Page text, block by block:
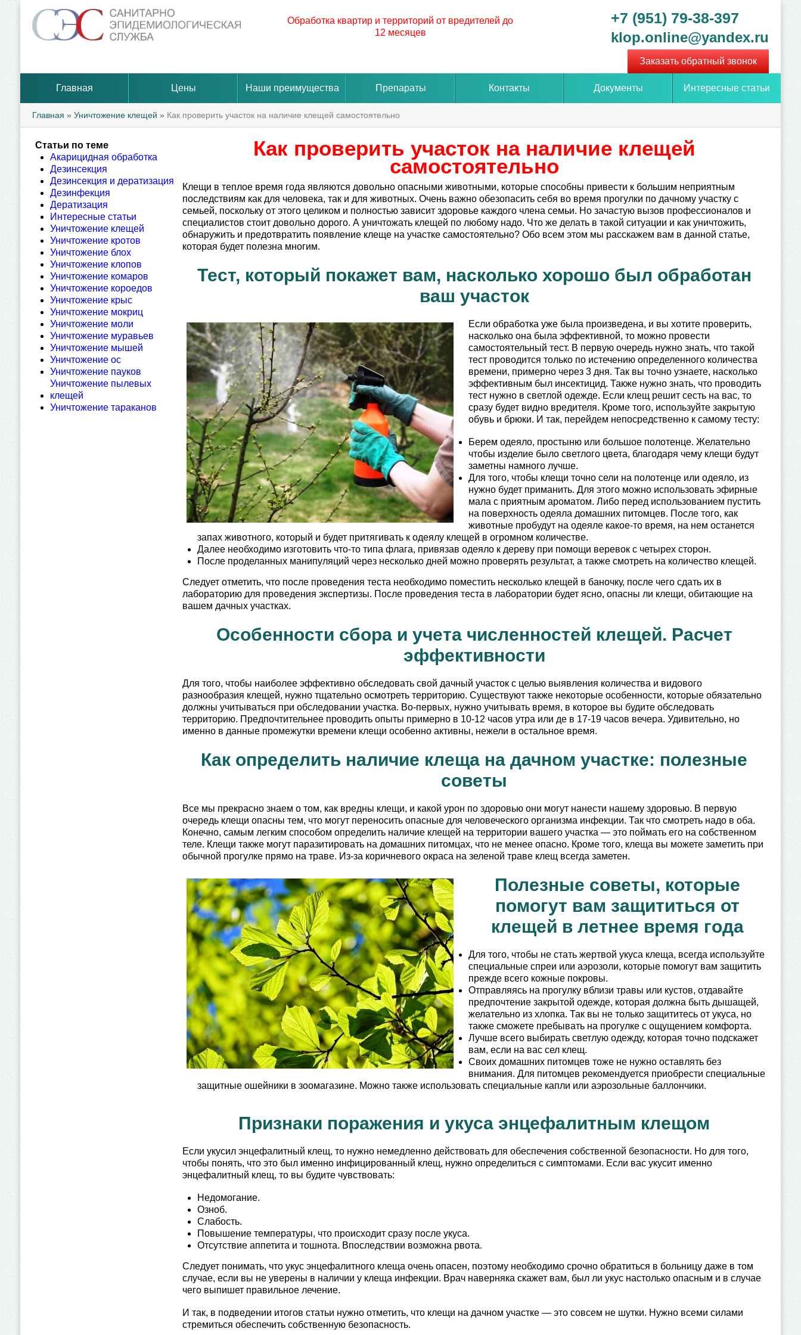
Обработка квартир и территорий от вредителей до
12 месяцев
+7 (951) 79-38-397
klop.online@yandex.ru
Заказать обратный звонок
Главная Цены Наши преимущества Препараты Контакты Документы Интересные статьи
Главная » Уничтожение клещей » Как проверить участок на наличие клещей самостоятельно
Как проверить участок на наличие клещей
самостоятельно
Клещи в теплое время года являются довольно опасными животными, которые способны привести к большим неприятным
последствиям как для человека, так и для животных. Очень важно обезопасить себя во время прогулки по дачному участку с
семьей, поскольку от этого целиком и полностью зависит здоровье каждого члена семьи. Но зачастую вызов профессионалов и
специалистов стоит довольно дорого. А уничтожать клещей по любому надо. Что же делать в такой ситуации и как уничтожить,
обнаружить и предотвратить появление клеще на участке самостоятельно? Обо всем этом мы расскажем вам в данной статье,
которая будет полезна многим.
Тест, который покажет вам, насколько хорошо был обработан
ваш участок
Если обработка уже была произведена, и вы хотите проверить,
насколько она была эффективной, то можно провести
самостоятельный тест. В первую очередь нужно знать, что такой
тест проводится только по истечению определенного количества
времени, примерно через 3 дня. Так вы точно узнаете, насколько
эффективным был инсектицид. Также нужно знать, что проводить
тест нужно в светлой одежде. Если клещ решит сесть на вас, то
сразу будет видно вредителя. Кроме того, используйте закрытую
обувь и брюки. И так, перейдем непосредственно к самому тесту:
Берем одеяло, простыню или большое полотенце. Желательно
чтобы изделие было светлого цвета, благодаря чему клещи будут
заметны намного лучше.
Для того, чтобы клещи точно сели на полотенце или одеяло, из
нужно будет приманить. Для этого можно использовать эфирные
мала с приятным ароматом. Либо перед использованием пустить
на поверхность одеяла домашних питомцев. После того, как
животные пробудут на одеяле какое-то время, на нем останется
запах животного, который и будет притягивать к одеялу клещей в огромном количестве.
Далее необходимо изготовить что-то типа флага, привязав одеяло к дереву при помощи веревок с четырех сторон.
После проделанных манипуляций через несколько дней можно проверять результат, а также смотреть на количество клещей.
Следует отметить, что после проведения теста необходимо поместить несколько клещей в баночку, после чего сдать их в
лабораторию для проведения экспертизы. После проведения теста в лаборатории будет ясно, опасны ли клещи, обитающие на
вашем дачных участках.
Особенности сбора и учета численностей клещей. Расчет
эффективности
Для того, чтобы наиболее эффективно обследовать свой дачный участок с целью выявления количества и видового
разнообразия клещей, нужно тщательно осмотреть территорию. Существуют также некоторые особенности, которые обязательно
должны учитываться при обследовании участка. Во-первых, нужно учитывать время, в которое вы будите обследовать
территорию. Предпочтительнее проводить опыты примерно в 10-12 часов утра или де в 17-19 часов вечера. Удивительно, но
именно в данные промежутки времени клещи особенно активны, нежели в остальное время.
Как определить наличие клеща на дачном участке: полезные
советы
Все мы прекрасно знаем о том, как вредны клещи, и какой урон по здоровью они могут нанести нашему здоровью. В первую
очередь клещи опасны тем, что могут переносить опасные для человеческого организма инфекции. Так что смотреть надо в оба.
Конечно, самым легким способом определить наличие клещей на территории вашего участка — это поймать его на собственном
теле. Клещи также могут паразитировать на домашних питомцах, что не менее опасно. Кроме того, клеща вы можете заметить при
обычной прогулке прямо на траве. Из-за коричневого окраса на зеленой траве клещ всегда заметен.
Полезные советы, которые
помогут вам защититься от
клещей в летнее время года
Для того, чтобы не стать жертвой укуса клеща, всегда используйте
специальные спреи или аэрозоли, которые помогут вам защитить
прежде всего кожные покровы.
Отправляясь на прогулку вблизи травы или кустов, отдавайте
предпочтение закрытой одежде, которая должна быть дышащей,
желательно из хлопка. Так вы не только защититесь от укуса, но
также сможете пребывать на прогулке с ощущением комфорта.
Лучше всего выбирать светлую одежду, которая точно подскажет
вам, если на вас сел клещ.
Своих домашних питомцев тоже не нужно оставлять без
внимания. Для питомцев рекомендуется приобрести специальные
защитные ошейники в зоомагазине. Можно также использовать специальные капли или аэрозольные баллончики.
Признаки поражения и укуса энцефалитным клещом
Если укусил энцефалитный клещ, то нужно немедленно действовать для обеспечения собственной безопасности. Но для того,
чтобы понять, что это был именно инфицированный клещ, нужно определиться с симптомами. Если вас укусит именно
энцефалитный клещ, то вы будите чувствовать:
Недомогание.
Озноб.
Слабость.
Повышение температуры, что происходит сразу после укуса.
Отсутствие аппетита и тошнота. Впоследствии возможна рвота.
Следует понимать, что укус энцефалитного клеща очень опасен, поэтому необходимо срочно обратиться в больницу даже в том
случае, если вы не уверены в наличии у клеща инфекции. Врач наверняка скажет вам, был ли укус настолько опасным и в случае
чего выпишет правильное лечение.
И так, в подведении итогов статьи нужно отметить, что клещи на дачном участке — это совсем не шутки. Нужно всеми силами
стремиться обеспечить собственную безопасность.
Статьи по теме
Акарицидная обработка
Дезинсекция
Дезинсекция и дератизация
Дезинфекция
Дератизация
Интересные статьи
Уничтожение клещей
Уничтожение кротов
Уничтожение блох
Уничтожение клопов
Уничтожение комаров
Уничтожение короедов
Уничтожение крыс
Уничтожение мокриц
Уничтожение моли
Уничтожение муравьев
Уничтожение мышей
Уничтожение ос
Уничтожение пауков
Уничтожение пылевых
клещей
Уничтожение тараканов